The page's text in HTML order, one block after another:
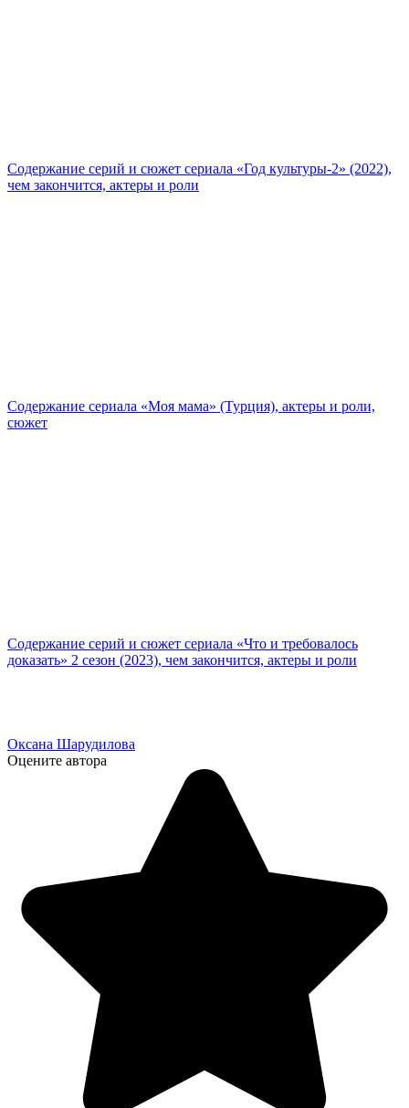
Содержание серий и сюжет сериала «Год культуры-2» (2022),
чем закончится, актеры и роли
Содержание сериала «Моя мама» (Турция), актеры и роли,
сюжет
Содержание серий и сюжет сериала «Что и требовалось
доказать» 2 сезон (2023), чем закончится, актеры и роли
Оксана Шарудилова
Оцените автора